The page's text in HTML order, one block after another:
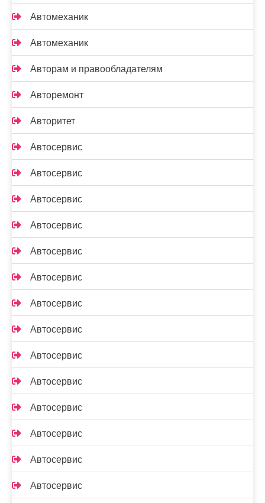
Автомеханик
Автомеханик
Авторам и правообладателям
Авторемонт
Авторитет
Автосервис
Автосервис
Автосервис
Автосервис
Автосервис
Автосервис
Автосервис
Автосервис
Автосервис
Автосервис
Автосервис
Автосервис
Автосервис
Автосервис